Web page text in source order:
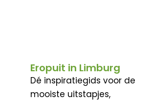
Eropuit in Limburg
Dé inspiratiegids voor de
mooiste uitstapjes,